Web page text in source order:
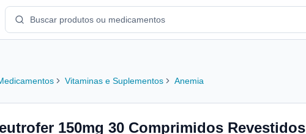
Vitaminas e Suplementos Anemia
150mg 30 Comprimidos Revestidos